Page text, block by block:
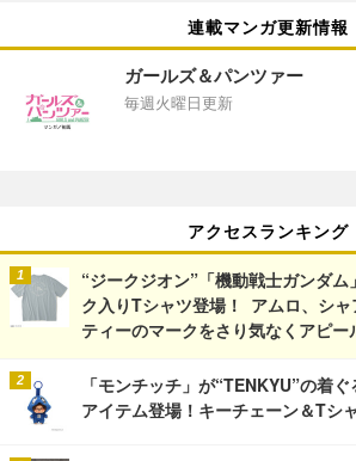
連載マンガ更新情報
ガールズ＆パンツァー
毎週火曜日更新
アクセスランキング
“ジークジオン”「機動戦士ガンダ
ク入りTシャツ登場！ アムロ、シャ
ティーのマークをさり気なくアピー
「モンチッチ」が“TENKYU”の着
アイテム登場！キーチェーン＆Tシ